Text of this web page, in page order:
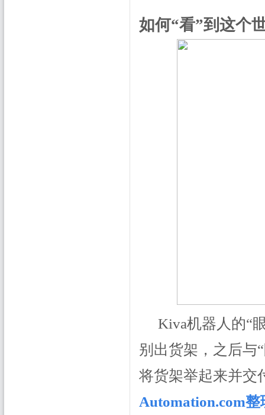
如何“看”到这个
Kiva机器人的“
别出货架，之后与
将货架举起来并交
Automation.com整